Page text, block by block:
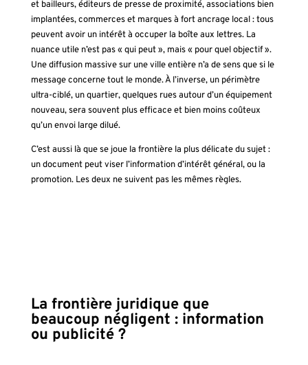
et bailleurs, éditeurs de presse de proximité, associations bien
implantées, commerces et marques à fort ancrage local : tous
peuvent avoir un intérêt à occuper la boîte aux lettres. La
nuance utile n’est pas « qui peut », mais « pour quel objectif ».
Une diffusion massive sur une ville entière n’a de sens que si le
message concerne tout le monde. À l’inverse, un périmètre
ultra-ciblé, un quartier, quelques rues autour d’un équipement
nouveau, sera souvent plus efficace et bien moins coûteux
qu’un envoi large dilué.
C’est aussi là que se joue la frontière la plus délicate du sujet :
un document peut viser l’information d’intérêt général, ou la
promotion. Les deux ne suivent pas les mêmes règles.
La frontière juridique que
beaucoup négligent : information
ou publicité ?